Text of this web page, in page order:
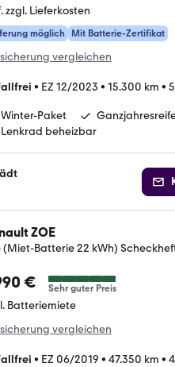
zzgl. Lieferkosten
möglich Mit Batterie-Zertifikat
vergleichen
• EZ 12/2023 • 15.300 km •
Winter-Paket
Lenkrad beheizbar
ZOE
(Miet-Batterie 22 kWh)
€ Sehr guter Preis
Batteriemiete
vergleichen
• EZ 06/2019 • 47.350 km •